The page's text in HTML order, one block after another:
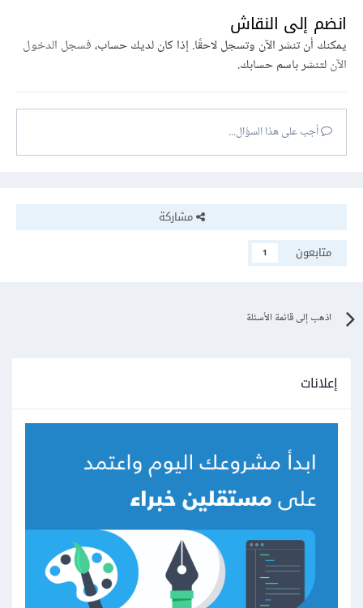
انضم إلى النقاش
يمكنك أن تنشر الآن وتسجل لاحقًا. إذا كان لديك حساب،فسجل الدخول
الآنلتنشر باسم حسابك.
أجب على هذا السؤال...
مشاركة
متابعون
1
اذهب إلى قائمة الأسئلة
إعلانات